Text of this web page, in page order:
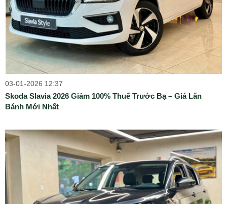
03-01-2026 12:37
Skoda Slavia 2026 Giảm 100% Thuế Trước Bạ – Giá Lăn
Bánh Mới Nhất